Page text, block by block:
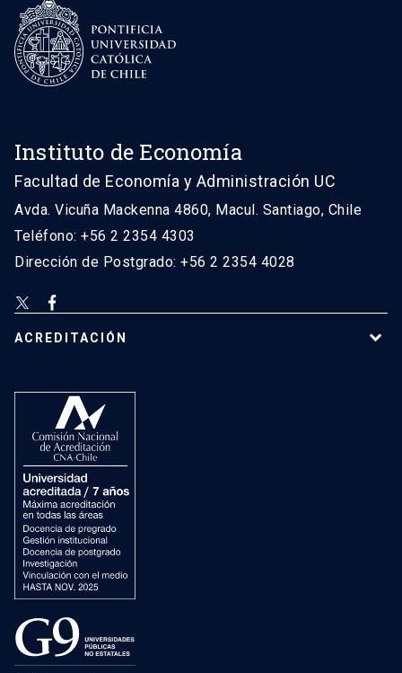
Instituto de Economía
Facultad de Economía y Administración UC
Avda. Vicuña Mackenna 4860, Macul. Santiago, Chile
Teléfono: +56 2 2354 4303
Dirección de Postgrado: +56 2 2354 4028
ACREDITACIÓN